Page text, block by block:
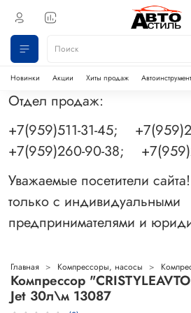
Новинки Акции Хиты продаж Автоинструмент
Отдел продаж:
+7(959)511-31-45;
+7(959)260-90-38;
Уважаемые посетители
только с индивидуальными
предпринимателями и
Главная Компрессоры, насосы
Компрессор
Jet 30л\м 13087